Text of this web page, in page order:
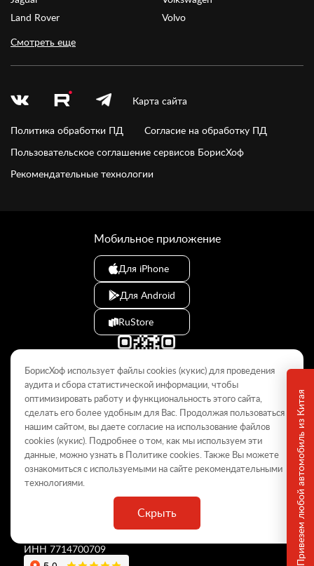
Привезем любой автомобиль из Китая
Land Rover
Volvo
Смотреть еще
Карта сайта
Политика обработки ПД
Согласие на обработку ПД
Пользовательское соглашение сервисов БорисХоф
Рекомендательные технологии
© 2009–2026
Данный интернет-сайт носит информационный характер и не
является публичной офертой, определяемой положениями Статьи
437 ГК РФ. Для получения подробной информации обращайтесь в
дилерские центры.
БорисХоф Холдинг»
ИНН 7714700709
Мобильное приложение
Для iPhone
Для Android
RuStore
БорисХоф использует файлы cookies (кукиc) для проведения
аудита и сбора статистической информации, чтобы
оптимизировать работу и функциональность этого сайта,
сделать его более удобным для Вас. Продолжая пользоваться
нашим сайтом, вы даете согласие на использование файлов
cookies (кукиc). Подробнее о том, как мы используем эти
данные, можно узнать в Политикеcookies. Также Вы можете
ознакомиться с используемыми на сайте рекомендательными
технологиями.
Скрыть